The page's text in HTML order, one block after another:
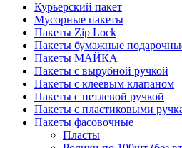
Курьерский пакет
Мусорные пакеты
Пакеты Zip Lock
Пакеты бумажные
Пакеты МАЙКА
Пакеты с вырубной ручкой
Пакеты с клеевым клапаном
Пакеты с петлевой ручкой
Пакеты с пластиковыми
Пакеты фасовочные
Пласты